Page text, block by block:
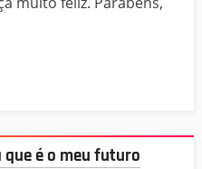
é o meu futuro